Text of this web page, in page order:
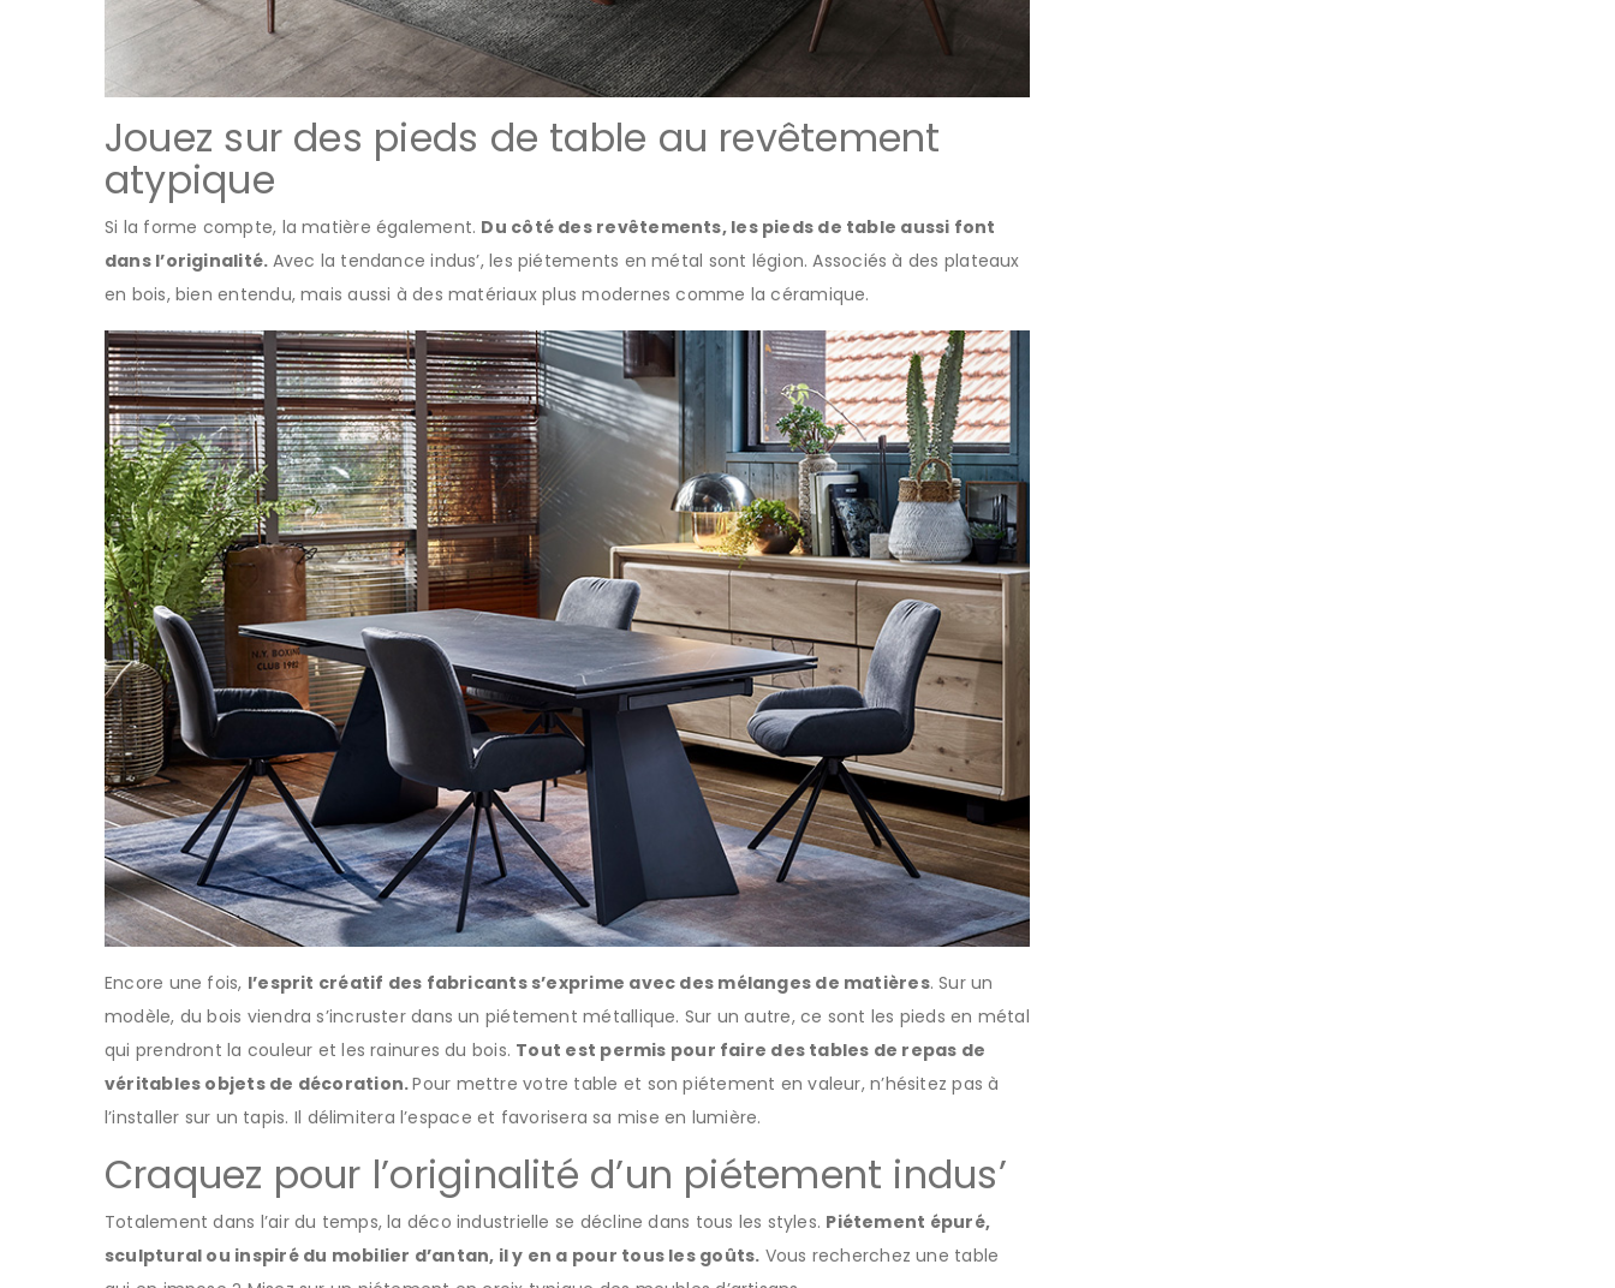
Jouez sur des pieds de table au revêtement
atypique
Si la forme compte, la matière également. Du côté des revêtements, les pieds de table aussi font
dans l’originalité. Avec la tendance indus’, les piétements en métal sont légion. Associés à des plateaux
en bois, bien entendu, mais aussi à des matériaux plus modernes comme la céramique.
Encore une fois, l’esprit créatif des fabricants s’exprime avec des mélanges de matières. Sur un
modèle, du bois viendra s’incruster dans un piétement métallique. Sur un autre, ce sont les pieds en métal
qui prendront la couleur et les rainures du bois. Tout est permis pour faire des tables de repas de
véritables objets de décoration.Pour mettre votre table et son piétement en valeur, n’hésitez pas à
l’installer sur un tapis. Il délimitera l’espace et favorisera sa mise en lumière.
Craquez pour l’originalité d’un piétement indus’
Totalement dans l’air du temps, la déco industrielle se décline dans tous les styles. Piétement épuré,
sculptural ou inspiré du mobilier d’antan, il y en a pour tous les goûts. Vous recherchez une table